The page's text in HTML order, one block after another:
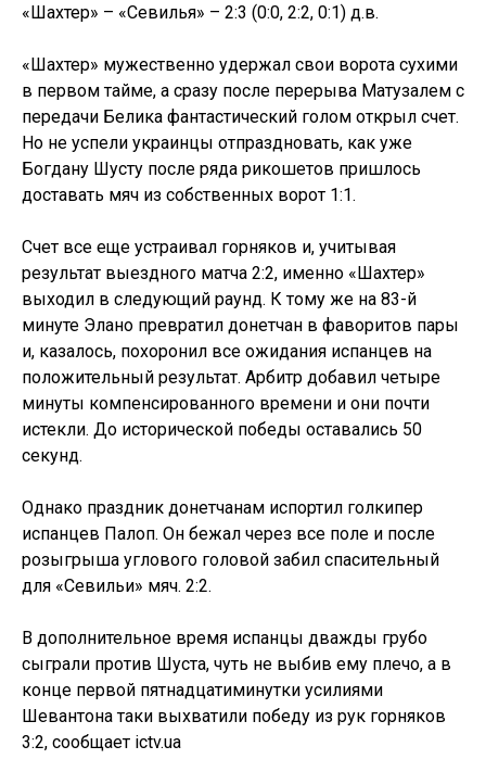
«Шахтер» – «Севилья» – 2:3 (0:0, 2:2, 0:1) д.в.
«Шахтер» мужественно удержал свои ворота сухими
в первом тайме, а сразу после перерыва Матузалем с
передачи Белика фантастический голом открыл счет.
Но не успели украинцы отпраздновать, как уже
Богдану Шусту после ряда рикошетов пришлось
доставать мяч из собственных ворот 1:1.
Счет все еще устраивал горняков и, учитывая
результат выездного матча 2:2, именно «Шахтер»
выходил в следующий раунд. К тому же на 83-й
минуте Элано превратил донетчан в фаворитов пары
и, казалось, похоронил все ожидания испанцев на
положительный результат. Арбитр добавил четыре
минуты компенсированного времени и они почти
истекли. До исторической победы оставались 50
секунд.
Однако праздник донетчанам испортил голкипер
испанцев Палоп. Он бежал через все поле и после
розыгрыша углового головой забил спасительный
для «Севильи» мяч. 2:2.
В дополнительное время испанцы дважды грубо
сыграли против Шуста, чуть не выбив ему плечо, а в
конце первой пятнадцатиминутки усилиями
Шевантона таки выхватили победу из рук горняков
3:2, сообщает ictv.ua